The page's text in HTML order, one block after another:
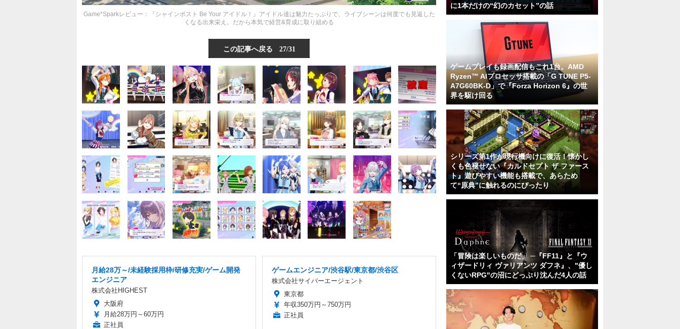
Game*Sparkレビュー：『シャインポスト Be Your アイドル！』アイドル達は魅力たっぷりで、ライブシーンは何度でも見返した
くなる出来栄え。だから本気で経営&育成に取り組める
この記事へ戻る 27/31
月給28万～/未経験採用枠/研修充実/ゲーム開発
エンジニア
株式会社HIGHEST
大阪府
月給28万円～60万円
正社員
ゲームエンジニア/渋谷駅/東京都/渋谷区
株式会社サイバーエージェント
東京都
年収350万円～750万円
正社員
に1本だけの“幻のカセット”の話
ゲームプレイも録画配信もこれ1台。AMD
Ryzen™ AIプロセッサ搭載の「G TUNE P5-
A7G60BK-D」で『Forza Horizon 6』の世
界を駆け回る
シリーズ第1作が現行機向けに復活！懐かし
くも色褪せない『カルドセプト ザ ファース
ト』遊びやすい機能も搭載で、あらため
て“原典”に触れるのにぴったり
「冒険は楽しいものだ」 ─『FF11』と『ウ
ィザードリィ ヴァリアンツ ダフネ』、"優し
くないRPG"の沼にどっぷり沈んだ4人の話